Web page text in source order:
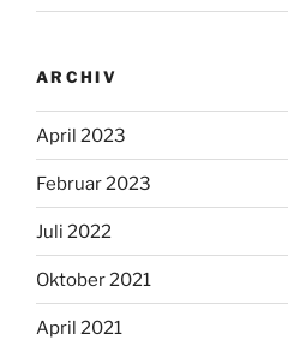
ARCHIV
April 2023
Februar 2023
Juli 2022
Oktober 2021
April 2021